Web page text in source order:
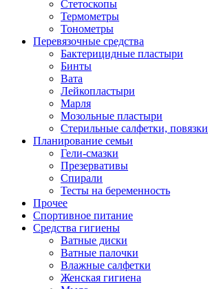
Стетоскопы
Термометры
Тонометры
Перевязочные средства
Бактерицидные пластыри
Бинты
Вата
Лейкопластыри
Марля
Мозольные пластыри
Стерильные салфетки, повязки
Планирование семьи
Гели-смазки
Презервативы
Спирали
Тесты на беременность
Прочее
Спортивное питание
Средства гигиены
Ватные диски
Ватные палочки
Влажные салфетки
Женская гигиена